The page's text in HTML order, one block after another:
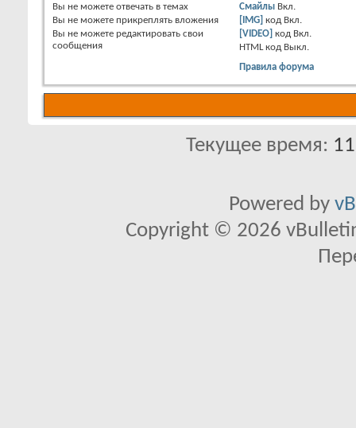
Вы не можете отвечать в темах
Вы не можете прикреплять вложения
Вы не можете редактировать свои
сообщения
Смайлы Вкл.
[IMG] код Вкл.
[VIDEO] код Вкл.
HTML код Выкл.
Правила форума
Текущее время:
Powered by
Copyright © 2026